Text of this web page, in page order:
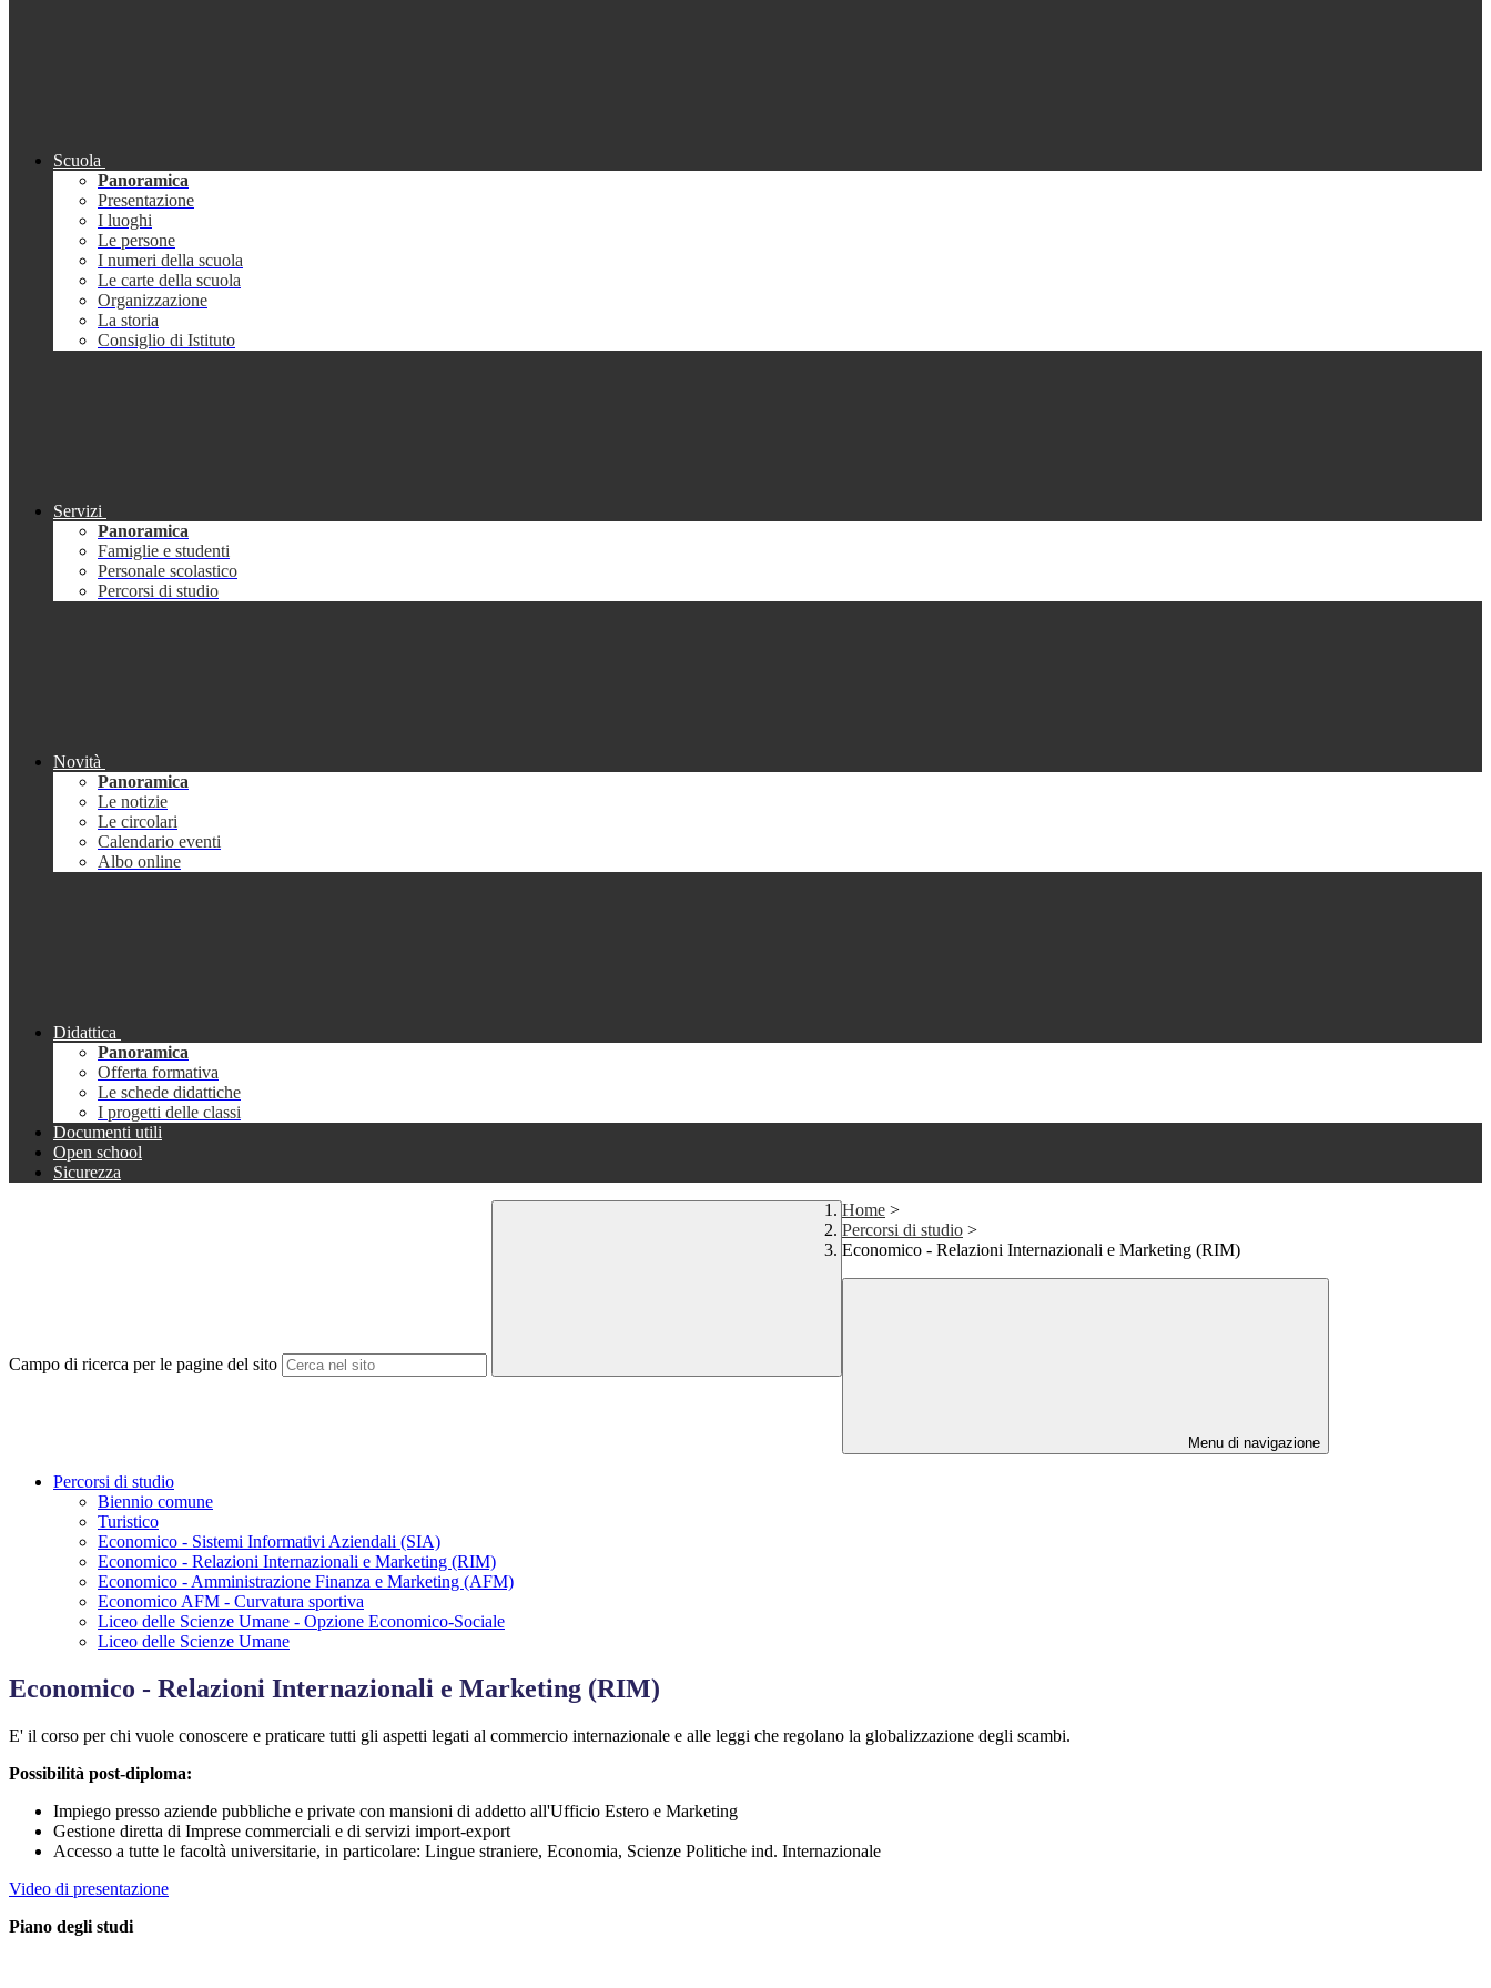
Scuola
Panoramica
Presentazione
I luoghi
Le persone
I numeri della scuola
Le carte della scuola
Organizzazione
La storia
Consiglio di Istituto
Servizi
Panoramica
Famiglie e studenti
Personale scolastico
Percorsi di studio
Novità
Panoramica
Le notizie
Le circolari
Calendario eventi
Albo online
Didattica
Panoramica
Offerta formativa
Le schede didattiche
I progetti delle classi
Documenti utili
Open school
Sicurezza
Campo di ricerca per le pagine del sito
Home >
Percorsi di studio >
Economico - Relazioni Internazionali e Marketing (RIM)
Menu di navigazione
Percorsi di studio
Biennio comune
Turistico
Economico - Sistemi Informativi Aziendali (SIA)
Economico - Relazioni Internazionali e Marketing (RIM)
Economico - Amministrazione Finanza e Marketing (AFM)
Economico AFM - Curvatura sportiva
Liceo delle Scienze Umane - Opzione Economico-Sociale
Liceo delle Scienze Umane
Economico - Relazioni Internazionali e Marketing (RIM)
E' il corso per chi vuole conoscere e praticare tutti gli aspetti legati al commercio internazionale e alle leggi che regolano la globalizzazione degli scambi.
Possibilità post-diploma:
Impiego presso aziende pubbliche e private con mansioni di addetto all'Ufficio Estero e Marketing
Gestione diretta di Imprese commerciali e di servizi import-export
Accesso a tutte le facoltà universitarie, in particolare: Lingue straniere, Economia, Scienze Politiche ind. Internazionale
Video di presentazione
Piano degli studi